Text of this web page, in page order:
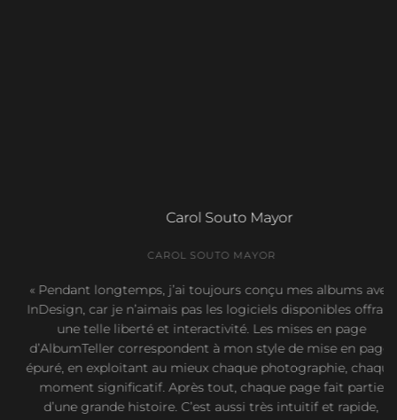
Carol Souto Mayor
CAROL SOUTO MAYOR
« Pendant longtemps, j’ai toujours conçu mes albums avec
InDesign, car je n’aimais pas les logiciels disponibles offrant
une telle liberté et interactivité. Les mises en page
d’AlbumTeller correspondent à mon style de mise en page,
épuré, en exploitant au mieux chaque photographie, chaque